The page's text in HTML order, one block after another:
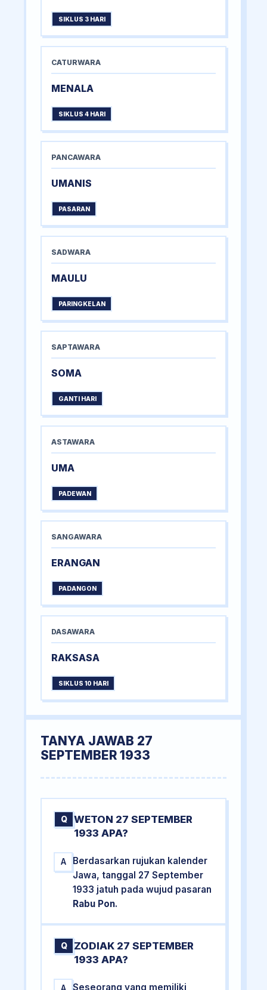
SIKLUS 3 HARI
CATURWARA
MENALA
SIKLUS 4 HARI
PANCAWARA
UMANIS
PASARAN
SADWARA
MAULU
PARINGKELAN
SAPTAWARA
SOMA
GANTI HARI
ASTAWARA
UMA
PADEWAN
SANGAWARA
ERANGAN
PADANGON
DASAWARA
RAKSASA
SIKLUS 10 HARI
TANYA JAWAB 27
SEPTEMBER 1933
Q
WETON 27 SEPTEMBER
1933 APA?
A
Berdasarkan rujukan kalender
Jawa, tanggal 27 September
1933 jatuh pada wujud pasaran
Rabu Pon.
Q
ZODIAK 27 SEPTEMBER
1933 APA?
Seseorang yang memiliki